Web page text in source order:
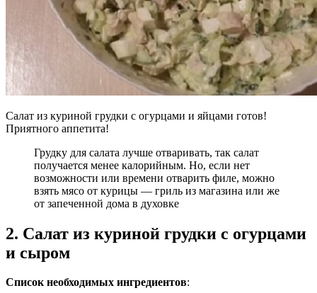
Салат из куриной грудки с огурцами и яйцами готов!
Приятного аппетита!
Грудку для салата лучше отваривать, так салат
получается менее калорийным. Но, если нет
возможности или времени отварить филе, можно
взять мясо от курицы — гриль из магазина или же
от запеченной дома в духовке
2. Салат из куриной грудки с огурцами
и сыром
Список необходимых ингредиентов: